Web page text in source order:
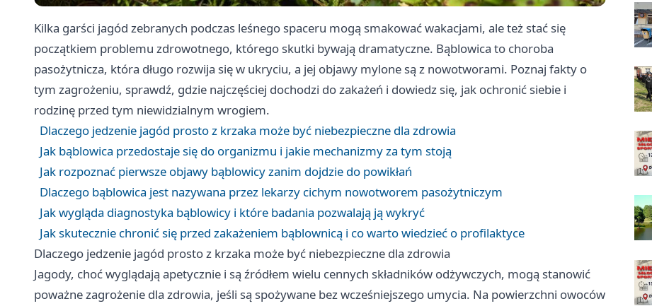
Kilka garści jagód zebranych podczas leśnego spaceru mogą smakować wakacjami, ale też stać się
początkiem problemu zdrowotnego, którego skutki bywają dramatyczne. Bąblowica to choroba
pasożytnicza, która długo rozwija się w ukryciu, a jej objawy mylone są z nowotworami. Poznaj fakty o
tym zagrożeniu, sprawdź, gdzie najczęściej dochodzi do zakażeń i dowiedz się, jak ochronić siebie i
rodzinę przed tym niewidzialnym wrogiem.
Dlaczego jedzenie jagód prosto z krzaka może być niebezpieczne dla zdrowia
Jak bąblowica przedostaje się do organizmu i jakie mechanizmy za tym stoją
Jak rozpoznać pierwsze objawy bąblowicy zanim dojdzie do powikłań
Dlaczego bąblowica jest nazywana przez lekarzy cichym nowotworem pasożytniczym
Jak wygląda diagnostyka bąblowicy i które badania pozwalają ją wykryć
Jak skutecznie chronić się przed zakażeniem bąblownicą i co warto wiedzieć o profilaktyce
Dlaczego jedzenie jagód prosto z krzaka może być niebezpieczne dla zdrowia
Jagody, choć wyglądają apetycznie i są źródłem wielu cennych składników odżywczych, mogą stanowić
poważne zagrożenie dla zdrowia, jeśli są spożywane bez wcześniejszego umycia. Na powierzchni owoców